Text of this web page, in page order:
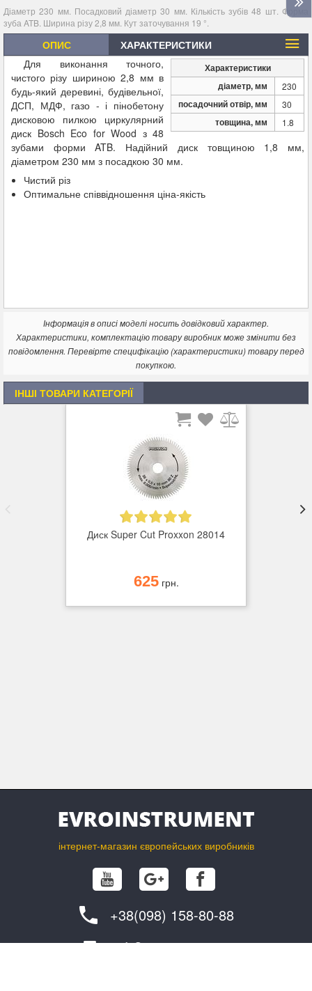
Діаметр 230 мм. Посадковий діаметр 30 мм. Кількість зубів 48 шт. Форма
зуба ATB. Ширина різу 2,8 мм. Кут заточування 19 °.
ОПИС ХАРАКТЕРИСТИКИ
Характеристики
діаметр, мм
230
посадочний отвір, мм 30
товщина, мм 1.8
Для виконання точного,
чистого різу шириною 2,8 мм в
будь-який деревині, будівельної,
ДСП, МДФ, газо - і пінобетону
дисковою пилкою циркулярний
диск Bosch Eco for Wood з 48
зубами форми ATB. Надійний диск товщиною 1,8 мм,
діаметром 230 мм з посадкою 30 мм.
Чистий різ
Оптимальне співвідношення ціна-якість
Інформація в описі моделі носить довідковий характер.
Характеристики, комплектацію товару виробник може змінити без
повідомлення. Перевірте специфікацію (характеристики) товару перед
покупкою.
ІНШІ ТОВАРИ КАТЕГОРІЇ
Диск Super Cut Proxxon 28014
625грн.
інтернет-магазин європейських виробників
+38(098) 158-80-88
info@evroinstrument.com